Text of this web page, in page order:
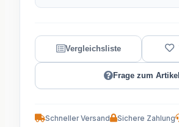
Frage zum Artikel
Schneller Versand Sichere Zahlung